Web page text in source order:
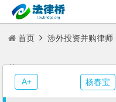
首页 涉外投资并购律师
伙？(2003)
杨春宝
A+